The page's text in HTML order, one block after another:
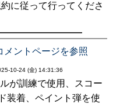
に従って行ってくださ
メントページを参照
10-24 (金) 14:31:36
が訓練で使用、スコー
装着、ペイント弾を使